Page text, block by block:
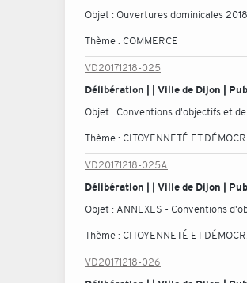
Objet : Ouvertures dominicales 2018
Thème : COMMERCE
VD20171218-025
Délibération | | Ville de Dijon |
Objet : Conventions d'objectifs et
Thème : CITOYENNETÉ ET
VD20171218-025A
Délibération | | Ville de Dijon |
Objet : ANNEXES - Conventions
Thème : CITOYENNETÉ ET
VD20171218-026